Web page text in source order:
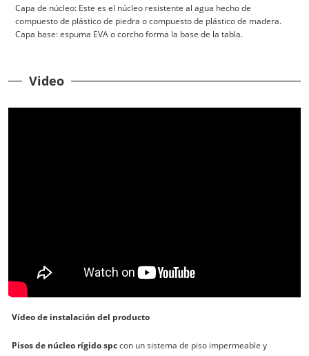
Capa de núcleo: Este es el núcleo resistente al agua hecho de
compuesto de plástico de piedra o compuesto de plástico de madera.
Capa base: espuma EVA o corcho forma la base de la tabla.
Video
Vídeo de instalación del producto
Pisos de núcleo rígido spccon un sistema de piso impermeable y